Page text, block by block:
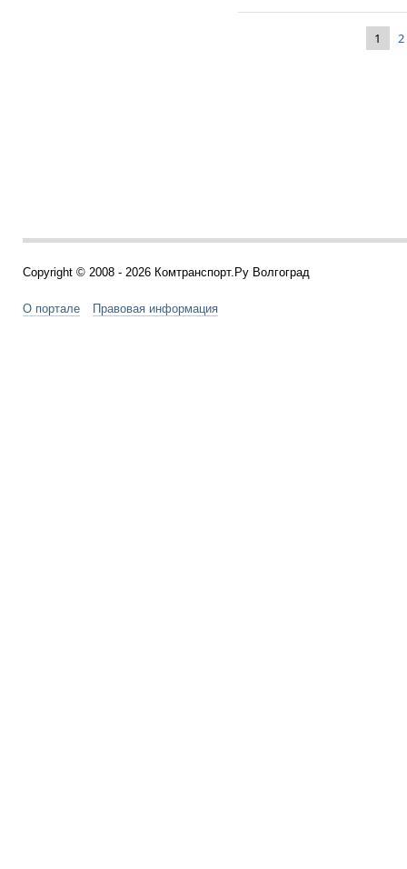
1 2
Copyright © 2008 - 2026 Комтранспорт.Ру Волгоград
О портале Правовая информация